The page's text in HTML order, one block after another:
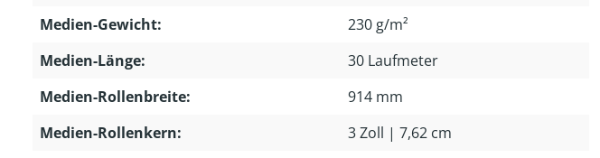
Medien-Gewicht:
230 g/m²
Medien-Länge:
30 Laufmeter
Medien-Rollenbreite:
914 mm
Medien-Rollenkern:
3 Zoll | 7,62 cm